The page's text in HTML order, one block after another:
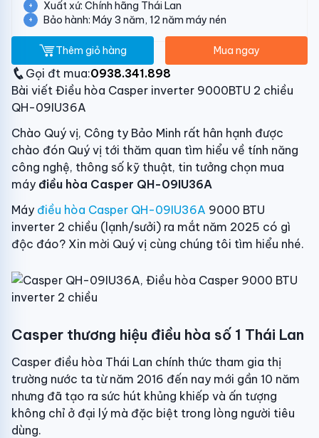
Xuất xứ: Chính hãng Thái Lan
Bảo hành: Máy 3 năm, 12 năm máy nén
Thêm giỏ hàng Mua ngay
Gọi đt mua:0938.341.898
Bài viết Điều hòa Casper inverter 9000BTU 2 chiều
QH-09IU36A
Chào Quý vị, Công ty Bảo Minh rất hân hạnh được
chào đón Quý vị tới thăm quan tìm hiểu về tính năng
công nghệ, thông số kỹ thuật, tin tưởng chọn mua
máy điều hòa Casper QH-09IU36A
Máy điều hòa Casper QH-09IU36A 9000 BTU
inverter 2 chiều (lạnh/sưởi) ra mắt năm 2025 có gì
độc đáo? Xin mời Quý vị cùng chúng tôi tìm hiểu nhé.
Casper thương hiệu điều hòa số 1 Thái Lan
Casper điều hòa Thái Lan chính thức tham gia thị
trường nước ta từ năm 2016 đến nay mới gần 10 năm
nhưng đã tạo ra sức hút khủng khiếp và ấn tượng
không chỉ ở đại lý mà đặc biệt trong lòng người tiêu
dùng.